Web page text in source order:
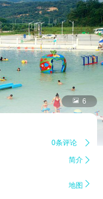
 6
0条评论 
简介 
地图 